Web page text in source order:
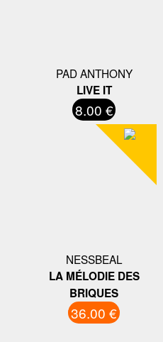
PAD ANTHONY
LIVE IT
8.00 €
NESSBEAL
LA MÉLODIE DES
BRIQUES
36.00 €